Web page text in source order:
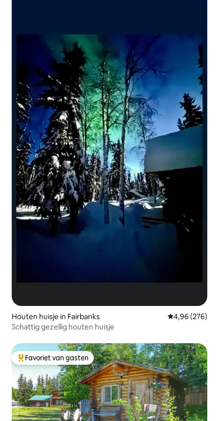
Houten huisje in Fairbanks Gemiddelde
4,96 (276)
Schattig gezellig houten huisje
Topfavoriet van gasten
Favoriet van gasten